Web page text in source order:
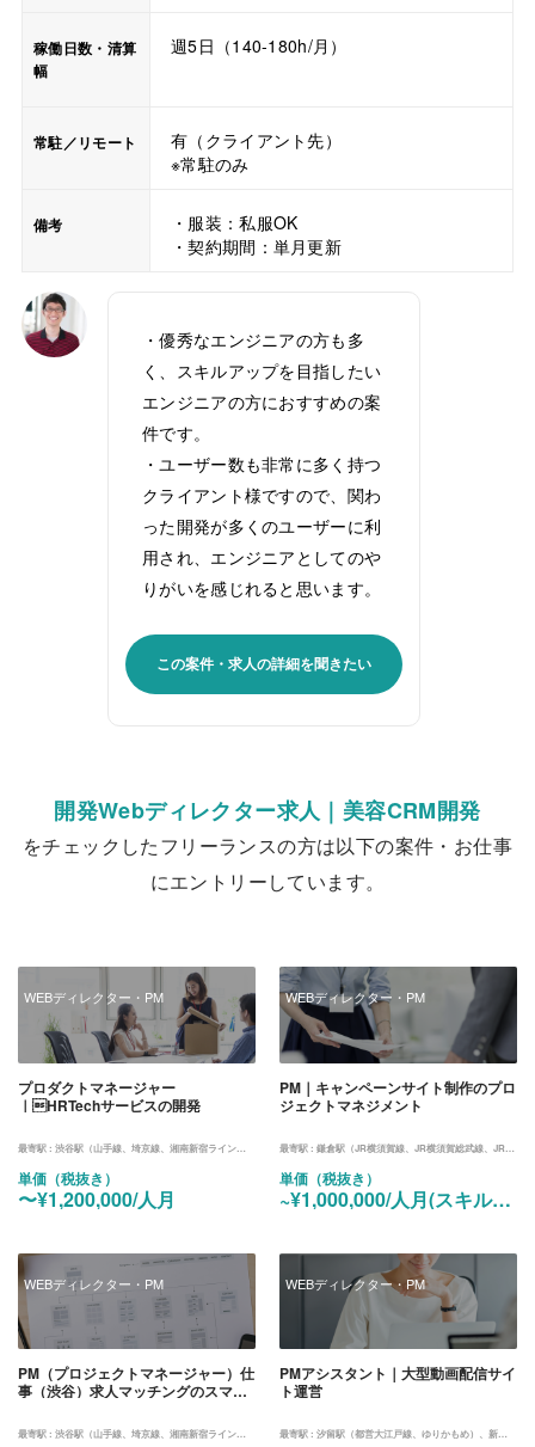
稼働日数・清算
幅
週5日（140-180h/月）
常駐／リモート
有（クライアント先）
※常駐のみ
備考
・服装：私服OK
・契約期間：単月更新
・優秀なエンジニアの方も多
く、スキルアップを目指したい
エンジニアの方におすすめの案
件です。
・ユーザー数も非常に多く持つ
クライアント様ですので、関わ
った開発が多くのユーザーに利
用され、エンジニアとしてのや
りがいを感じれると思います。
この案件・求人の詳細を聞きたい
開発Webディレクター求人｜美容CRM開発
をチェックしたフリーランスの方は以下の案件・お仕事
にエントリーしています。
WEBディレクター・PM
プロダクトマネージャー
｜HRTechサービスの開発
最寄駅 : 渋谷駅（山手線、埼京線、湘南新宿ライン、東横線、田園都市線、銀座線、半蔵門線、副都心線）
単価（税抜き）
〜¥1,200,000/人月
WEBディレクター・PM
PM｜キャンペーンサイト制作のプロ
ジェクトマネジメント
最寄駅 :鎌倉駅（JR横須賀線、JR横須賀総武線、JR湘南新宿ライン）
単価（税抜き）
~¥1,000,000/人月(スキルに応じて相談可)
WEBディレクター・PM
PM（プロジェクトマネージャー）仕
事（渋谷）求人マッチングのスマホ
最寄駅 : 渋谷駅（山手線、埼京線、湘南新宿ライン、東横線、田園都市線、銀座線、半蔵門線、副都心線）
WEBディレクター・PM
PMアシスタント｜大型動画配信サイ
ト運営
最寄駅 :汐留駅（都営大江戸線、ゆりかもめ）、新橋駅（JR山手線、東海道線、京浜東北線、横須賀線）